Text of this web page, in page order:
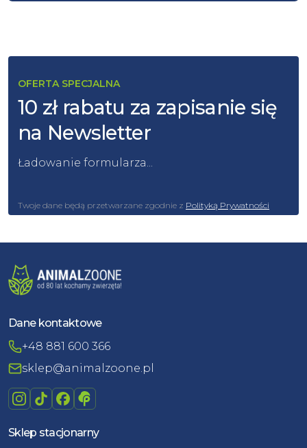
OFERTA SPECJALNA
10 zł rabatu za zapisanie się
na Newsletter
Ładowanie formularza...
Twoje dane będą przetwarzane zgodnie z Polityką Prywatności
Dane kontaktowe
+48 881 600 366
sklep@animalzoone.pl
Sklep stacjonarny